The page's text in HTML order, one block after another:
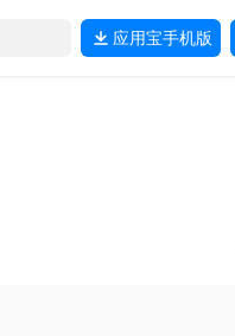
应用宝手机版